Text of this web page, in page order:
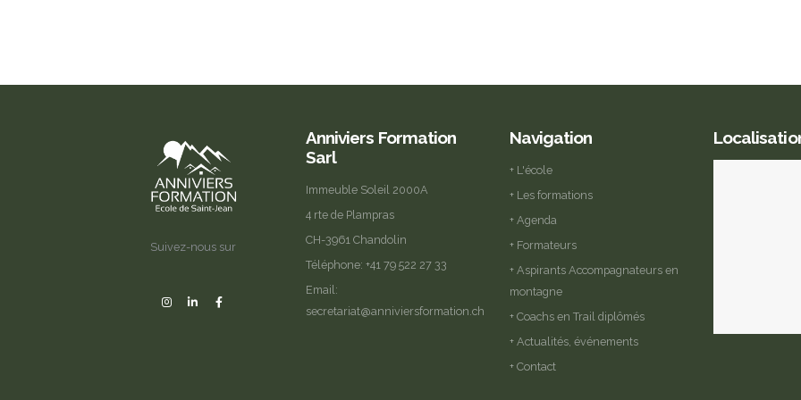
Suivez-nous sur
Anniviers Formation
Sarl
Immeuble Soleil 2000A
4 rte de Plampras
CH-3961 Chandolin
Téléphone: +41 79 522 27 33
Email:
secretariat@anniviersformation.ch
Navigation
+ L'école
+ Les formations
+ Agenda
+ Formateurs
+ Aspirants Accompagnateurs en
montagne
+ Coachs en Trail diplômés
+ Actualités, événements
+ Contact